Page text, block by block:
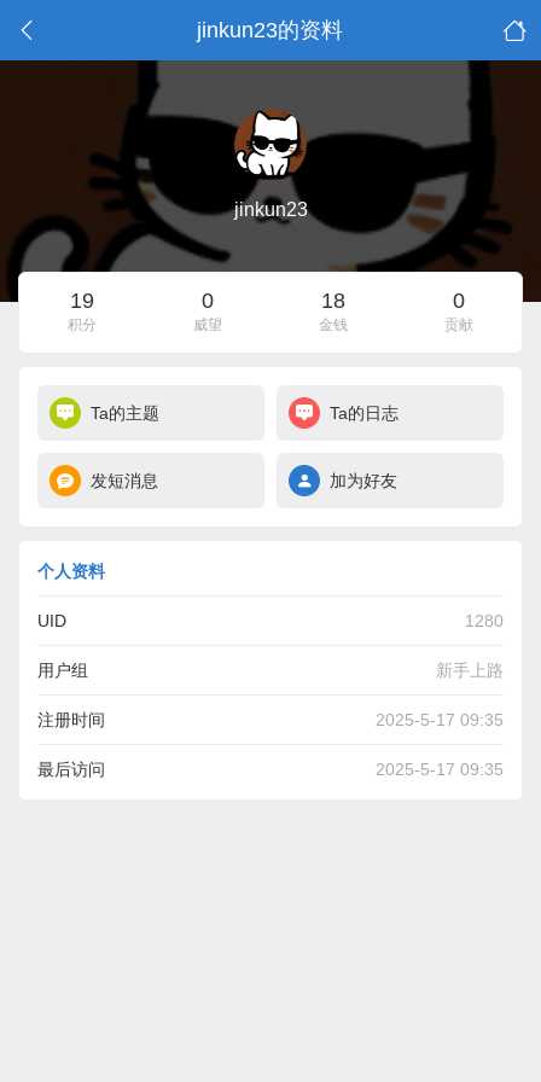
jinkun23的资料
jinkun23
19
积分
0
威望
18
金钱
0
贡献
Ta的主题 Ta的日志
发短消息 加为好友
个人资料
UID 1280
用户组 新手上路
注册时间 2025-5-17 09:35
最后访问 2025-5-17 09:35